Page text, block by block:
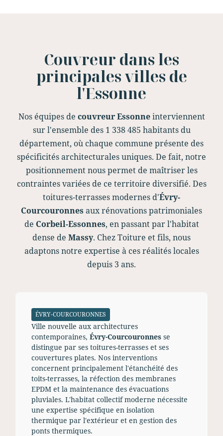
Couvreur dans les
principales villes de
l'Essonne
Nos équipes de couvreur Essonneinterviennent
sur l'ensemble des 1 338 485 habitants du
département, où chaque commune présente des
spécificités architecturales uniques. De fait, notre
positionnement nous permet de maîtriser les
contraintes variées de ce territoire diversifié. Des
toitures-terrasses modernes d'Évry-
Courcouronnes aux rénovations patrimoniales
de Corbeil-Essonnes, en passant par l'habitat
dense de Massy. Chez Toiture et fils, nous
adaptons notre expertise à ces réalités locales
depuis 3 ans.
ÉVRY-COURCOURONNES
Ville nouvelle aux architectures
contemporaines, Évry-Courcouronnes se
distingue par ses toitures-terrasses et ses
couvertures plates. Nos interventions
concernent principalement l'étanchéité des
toits-terrasses, la réfection des membranes
EPDM et la maintenance des évacuations
pluviales. L'habitat collectif moderne nécessite
une expertise spécifique en isolation
thermique par l'extérieur et en gestion des
ponts thermiques.